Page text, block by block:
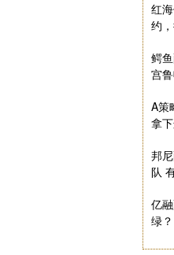
红
约
鳄
宫
A策
拿
邦
队
亿
绿？